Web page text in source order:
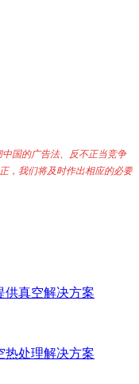
国的广告法、反不正当竞争
，我们将及时作出相应的必要
供真空解决方案
热处理解决方案